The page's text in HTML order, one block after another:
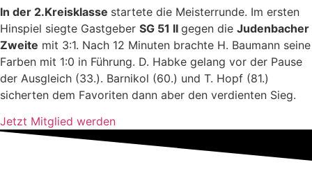
In der 2.Kreisklasse startete die Meisterrunde. Im ersten
Hinspiel siegte Gastgeber SG 51 II gegen die Judenbacher
Zweite mit 3:1. Nach 12 Minuten brachte H. Baumann seine
Farben mit 1:0 in Führung. D. Habke gelang vor der Pause
der Ausgleich (33.). Barnikol (60.) und T. Hopf (81.)
sicherten dem Favoriten dann aber den verdienten Sieg.
Jetzt Mitglied werden